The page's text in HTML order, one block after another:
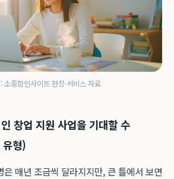
소중함인사이트 현장·서비스 자료
창업 지원 사업을 기대할 수
형)
매년 조금씩 달라지지만, 큰 틀에서 보면